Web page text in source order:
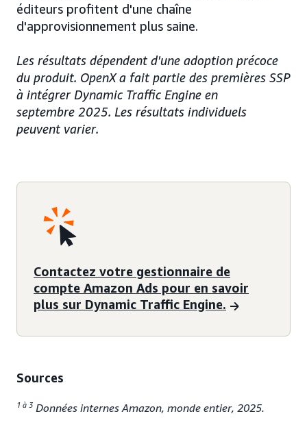
éditeurs profitent d'une chaîne
d'approvisionnement plus saine.
Les résultats dépendent d'une adoption précoce
du produit. OpenX a fait partie des premières SSP
à intégrer Dynamic Traffic Engine en
septembre 2025. Les résultats individuels
peuvent varier.
Contactez votre gestionnaire de
compte Amazon Ads pour en savoir
plus sur Dynamic Traffic Engine.
Sources
1 à 3 Données internes Amazon, monde entier, 2025.